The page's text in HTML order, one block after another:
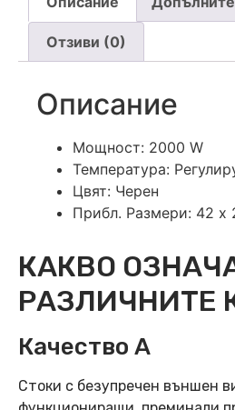
Отзиви (0)
Описание
Мощност: 2000 W
Температура:
Цвят: Черен
Прибл. Размери: 42 x
КАКВО
РАЗЛИЧНИТЕ
Качество А
Стоки с безупречен външен